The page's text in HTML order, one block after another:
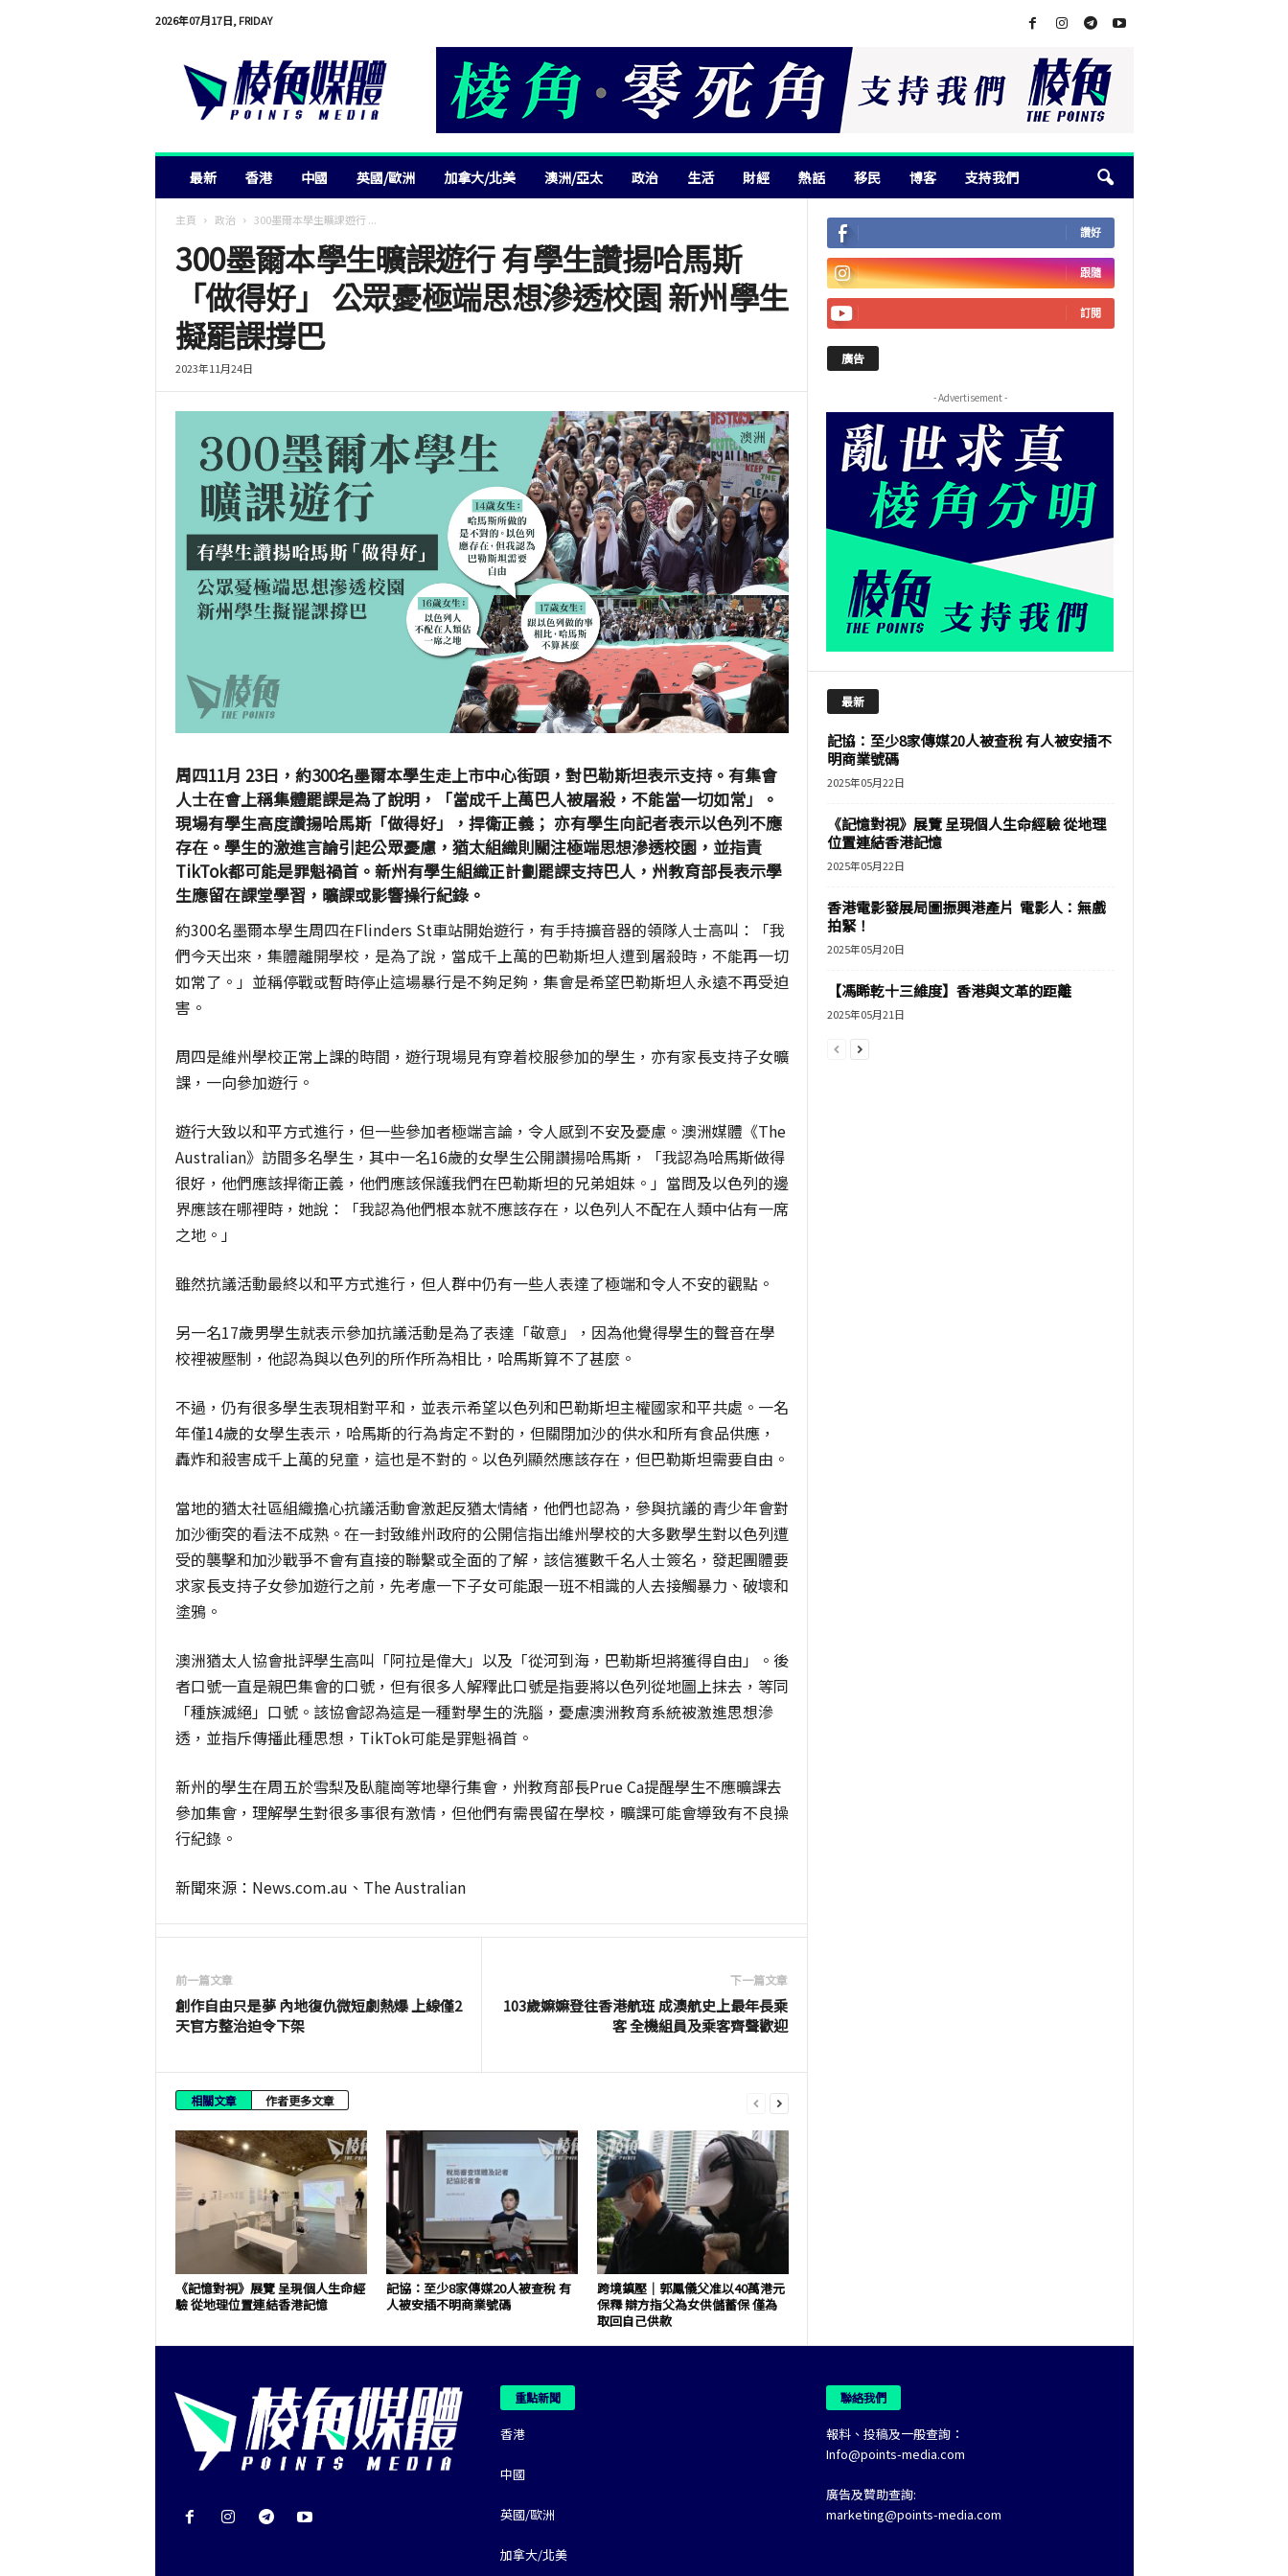
2026年07月17日, FRIDAY
最新 香港 中國 英國/歐洲 加拿大/北美 澳洲/亞太 政治 生活 財經 熱話 移民 博客 支持我們
主頁 政治 300墨爾本學生曠課遊行 ...
300墨爾本學生曠課遊行 有學生讚揚哈馬斯
「做得好」 公眾憂極端思想滲透校園 新州學生
擬罷課撐巴
2023年11月24日
周四11月 23日，約300名墨爾本學生走上市中心街頭，對巴勒斯坦表示支持。有集會
人士在會上稱集體罷課是為了說明，「當成千上萬巴人被屠殺，不能當一切如常」。
現場有學生高度讚揚哈馬斯「做得好」，捍衛正義； 亦有學生向記者表示以色列不應
存在。學生的激進言論引起公眾憂慮，猶太組織則關注極端思想滲透校園，並指責
TikTok都可能是罪魁禍首。新州有學生組織正計劃罷課支持巴人，州教育部長表示學
生應留在課堂學習，曠課或影響操行紀錄。
約300名墨爾本學生周四在Flinders St車站開始遊行，有手持擴音器的領隊人士高叫：「我
們今天出來，集體離開學校，是為了說，當成千上萬的巴勒斯坦人遭到屠殺時，不能再一切
如常了。」並稱停戰或暫時停止這場暴行是不夠足夠，集會是希望巴勒斯坦人永遠不再受迫
害。
周四是維州學校正常上課的時間，遊行現場見有穿着校服參加的學生，亦有家長支持子女曠
課，一向參加遊行。
遊行大致以和平方式進行，但一些參加者極端言論，令人感到不安及憂慮。澳洲媒體《The
Australian》訪間多名學生，其中一名16歲的女學生公開讚揚哈馬斯，「我認為哈馬斯做得
很好，他們應該捍衛正義，他們應該保護我們在巴勒斯坦的兄弟姐妹。」當問及以色列的邊
界應該在哪裡時，她說：「我認為他們根本就不應該存在，以色列人不配在人類中佔有一席
之地。」
雖然抗議活動最終以和平方式進行，但人群中仍有一些人表達了極端和令人不安的觀點。
另一名17歲男學生就表示參加抗議活動是為了表達「敬意」，因為他覺得學生的聲音在學
校裡被壓制，他認為與以色列的所作所為相比，哈馬斯算不了甚麼。
不過，仍有很多學生表現相對平和，並表示希望以色列和巴勒斯坦主權國家和平共處。一名
年僅14歲的女學生表示，哈馬斯的行為肯定不對的，但關閉加沙的供水和所有食品供應，
轟炸和殺害成千上萬的兒童，這也是不對的。以色列顯然應該存在，但巴勒斯坦需要自由。
當地的猶太社區組織擔心抗議活動會激起反猶太情緒，他們也認為，參與抗議的青少年會對
加沙衝突的看法不成熟。在一封致維州政府的公開信指出維州學校的大多數學生對以色列遭
受的襲擊和加沙戰爭不會有直接的聯繫或全面的了解，該信獲數千名人士簽名，發起團體要
求家長支持子女參加遊行之前，先考慮一下子女可能跟一班不相識的人去接觸暴力、破壞和
塗鴉。
澳洲猶太人協會批評學生高叫「阿拉是偉大」以及「從河到海，巴勒斯坦將獲得自由」。後
者口號一直是親巴集會的口號，但有很多人解釋此口號是指要將以色列從地圖上抹去，等同
「種族滅絕」口號。該協會認為這是一種對學生的洗腦，憂慮澳洲教育系統被激進思想滲
透，並指斥傳播此種思想，TikTok可能是罪魁禍首。
新州的學生在周五於雪梨及臥龍崗等地舉行集會，州教育部長Prue Ca提醒學生不應曠課去
參加集會，理解學生對很多事很有激情，但他們有需畏留在學校，曠課可能會導致有不良操
行紀錄。
新聞來源：News.com.au、The Australian
前一篇文章
創作自由只是夢 內地復仇微短劇熱爆 上線僅2
天官方整治迫令下架
下一篇文章
103歲嫲嫲登往香港航班 成澳航史上最年長乘
客 全機組員及乘客齊聲歡迎
相關文章 作者更多文章
《記憶對視》展覽 呈現個人生命經
驗 從地理位置連結香港記憶
記協：至少8家傳媒20人被查稅 有
人被安插不明商業號碼
跨境鎮壓｜郭鳳儀父准以40萬港元
保釋 辯方指父為女供儲蓄保 僅為
取回自己供款
讚好
跟隨
訂閱
廣告
- Advertisement -
最新
記協：至少8家傳媒20人被查稅 有人被安插不
明商業號碼
2025年05月22日
《記憶對視》展覽 呈現個人生命經驗 從地理
位置連結香港記憶
2025年05月22日
香港電影發展局圖振興港產片 電影人：無戲
拍緊！
2025年05月20日
【馮睎乾十三維度】香港與文革的距離
2025年05月21日
重點新聞
香港
中國
英國/歐洲
加拿大/北美
聯絡我們
報料、投稿及一般查詢：
Info@points-media.com
廣告及贊助查詢:
marketing@points-media.com